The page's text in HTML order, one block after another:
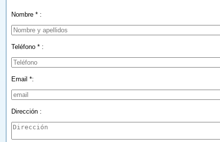
Nombre * :
Teléfono * :
Email *:
Dirección :